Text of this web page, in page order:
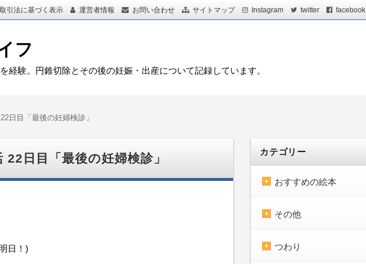
引法に基づく表示 運営者情報 お問い合わせ サイトマップ Instagram twitter facebook
フ
経験。円錐切除とその後の妊娠・出産について記録しています。
日目「最後の妊婦検診」
日目「最後の妊婦検診」
日！)
カテゴリー
おすすめの絵本
その他
つわり